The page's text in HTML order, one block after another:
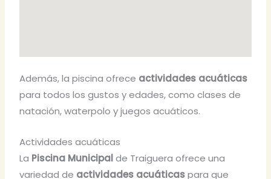
Además, la piscina ofrece actividades acuáticas
para todos los gustos y edades, como clases de
natación, waterpolo y juegos acuáticos.
Actividades acuáticas
La Piscina Municipalde Traiguera ofrece una
variedad de actividades acuáticaspara que